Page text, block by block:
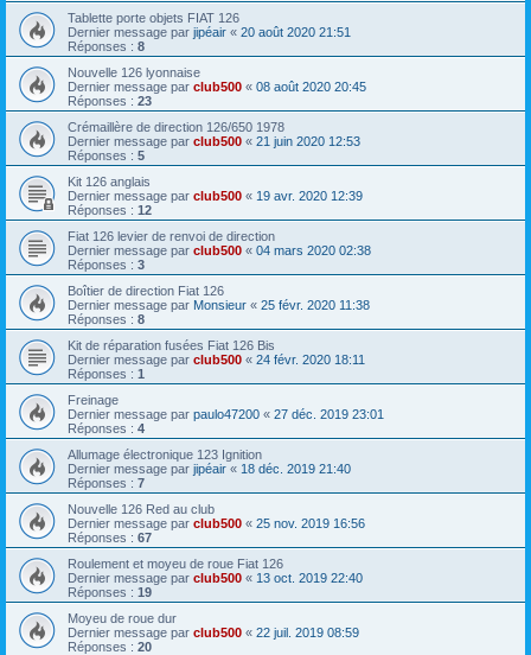
Tablette porte objets FIAT 126
Dernier message par jipéair « 20 août 2020 21:51
Réponses : 8
Nouvelle 126 lyonnaise
Dernier message par club500 « 08 août 2020 20:45
Réponses : 23
Crémaillère de direction 126/650 1978
Dernier message par club500 « 21 juin 2020 12:53
Réponses : 5
Kit 126 anglais
Dernier message par club500 « 19 avr. 2020 12:39
Réponses : 12
Fiat 126 levier de renvoi de direction
Dernier message par club500 « 04 mars 2020 02:38
Réponses : 3
Boîtier de direction Fiat 126
Dernier message par Monsieur « 25 févr. 2020 11:38
Réponses : 8
Kit de réparation fusées Fiat 126 Bis
Dernier message par club500 « 24 févr. 2020 18:11
Réponses : 1
Freinage
Dernier message par paulo47200 « 27 déc. 2019 23:01
Réponses : 4
Allumage électronique 123 Ignition
Dernier message par jipéair « 18 déc. 2019 21:40
Réponses : 7
Nouvelle 126 Red au club
Dernier message par club500 « 25 nov. 2019 16:56
Réponses : 67
Roulement et moyeu de roue Fiat 126
Dernier message par club500 « 13 oct. 2019 22:40
Réponses : 19
Moyeu de roue dur
Dernier message par club500 « 22 juil. 2019 08:59
Réponses : 20